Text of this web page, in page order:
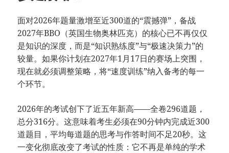
面对2026年题量激增至近300道的“震撼弹”，备战
2027年BBO（英国生物奥林匹克）的核心已不再仅仅
是知识的深度，而是“知识熟练度”与“极速决策力”的
较量。如果你计划在2027年1月17日的赛场上突围，
现在就必须调整策略，将“速度训练”纳入备考的每一
个环节。
2026年的考试创下了近五年新高——全卷296道题，
总分316分。这意味着考生必须在90分钟内完成近300
道题目，平均每道题的思考与作答时间不足20秒。这
一变化彻底改变了考试的性质：它不再是单纯的学术